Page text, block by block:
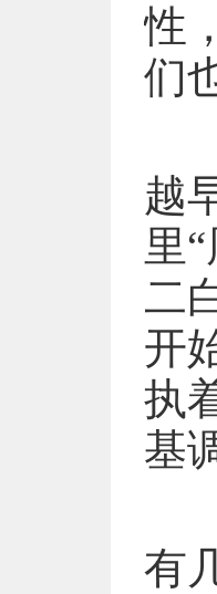
性
们
越
里
二
开
执
基
有